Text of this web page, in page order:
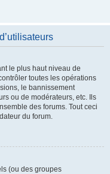
le plus haut niveau de
toutes les opérations
le bannissement
ou de modérateurs, etc. Ils
des forums. Tout ceci
du forum.
(ou des groupes